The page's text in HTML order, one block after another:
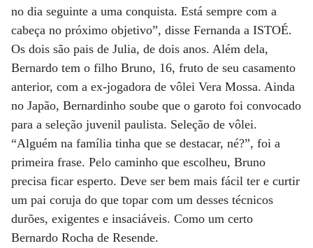
no dia seguinte a uma conquista. Está sempre com a
cabeça no próximo objetivo”, disse Fernanda a ISTOÉ.
Os dois são pais de Julia, de dois anos. Além dela,
Bernardo tem o filho Bruno, 16, fruto de seu casamento
anterior, com a ex-jogadora de vôlei Vera Mossa. Ainda
no Japão, Bernardinho soube que o garoto foi convocado
para a seleção juvenil paulista. Seleção de vôlei.
“Alguém na família tinha que se destacar, né?”, foi a
primeira frase. Pelo caminho que escolheu, Bruno
precisa ficar esperto. Deve ser bem mais fácil ter e curtir
um pai coruja do que topar com um desses técnicos
durões, exigentes e insaciáveis. Como um certo
Bernardo Rocha de Resende.